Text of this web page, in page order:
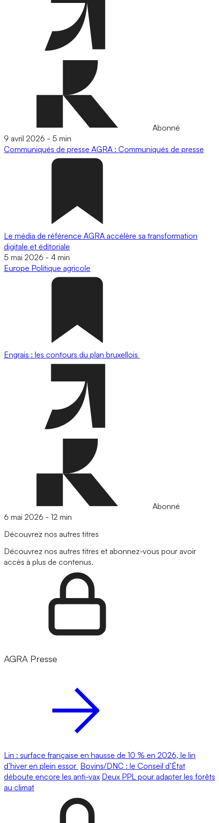
Abonné
9 avril 2026 - 5 min
Communiqués de presse AGRA : Communiqués de presse
Le média de référence AGRA accélère sa transformation
digitale et éditoriale
5 mai 2026 - 4 min
Europe Politique agricole
Engrais : les contours du plan bruxellois
Abonné
6 mai 2026 - 12 min
Découvrez nos autres titres
Découvrez nos autres titres et abonnez-vous pour avoir
accès à plus de contenus.
AGRA Presse
Lin : surface française en hausse de 10 % en 2026, le lin
d’hiver en plein essor Bovins/DNC : le Conseil d’État
déboute encore les anti-vax Deux PPL pour adapter les forêts
au climat